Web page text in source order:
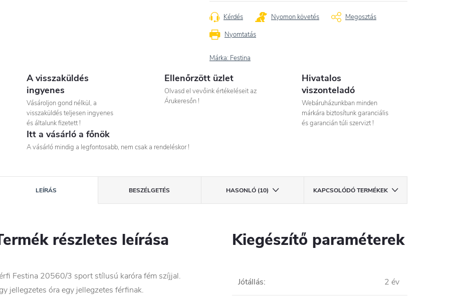
Nyomtatás
Kérdés Nyomon követés Megosztás
Márka: Festina
A visszaküldés
ingyenes
Vásároljon gond nélkül, a
visszaküldés teljesen ingyenes
és általunk fizetett !
Ellenőrzött üzlet
Olvasd el vevőink értékeléseit az
Árukeresőn !
Hivatalos
viszonteladó
Webáruházunkban minden
márkára biztosítunk garanciális
és garancián túli szervizt !
Itt a vásárló a főnök
A vásárló mindig a legfontosabb, nem csak a rendeléskor !
LEÍRÁS BESZÉLGETÉS HASONLÓ (10) KAPCSOLÓDÓ TERMÉKEK
részletes leírása
Festina 20560/3 sport stílusú karóra fém szíjjal.
jellegzetes óra egy jellegzetes férfinak.
Kiegészítő paraméterek
Jótállás: 2 év